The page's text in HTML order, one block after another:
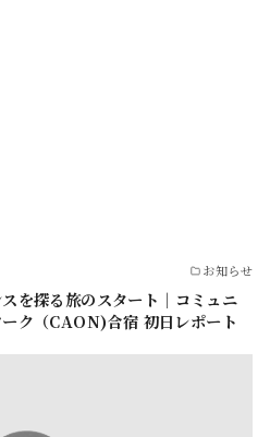
お知らせ
を探る旅のスタート｜コミュニ
ク（CAON)合宿 初日レポート